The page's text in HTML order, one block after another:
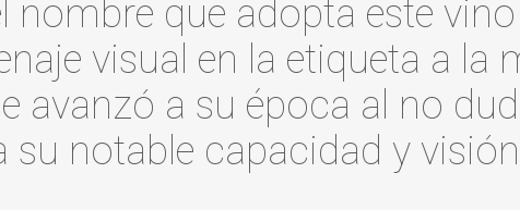
nombre que adopta este
visual en la etiqueta a la
avanzó a su época al no
su notable capacidad y